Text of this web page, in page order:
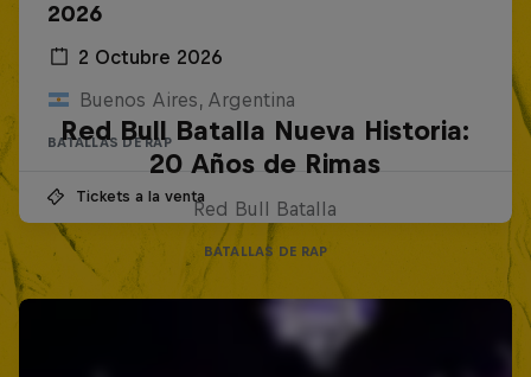
2026
2 Octubre 2026
Buenos Aires, Argentina
BATALLAS DE RAP
Tickets a la venta
Red Bull Batalla Nueva Historia:
20 Años de Rimas
Red Bull Batalla
BATALLAS DE RAP